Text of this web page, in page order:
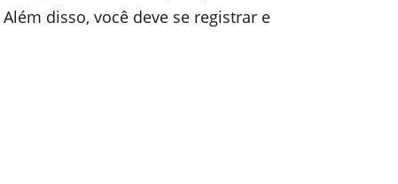
disso, você deve se registrar e